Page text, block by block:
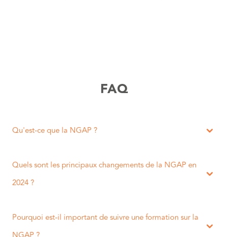
FAQ
Qu'est-ce que la NGAP ?
Quels sont les principaux changements de la NGAP en
2024 ?
Pourquoi est-il important de suivre une formation sur la